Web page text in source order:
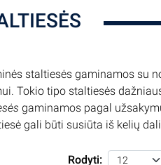
staltiesės gaminamos su
Tokio tipo staltiesės
gaminamos pagal
gali būti susiūta iš kelių
Rodyti: